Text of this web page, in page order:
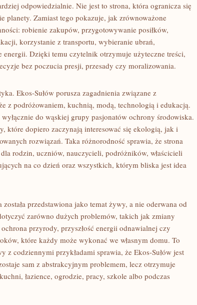
odpowiedzialnie. Nie jest to strona, która ogranicza się
planety. Zamiast tego pokazuje, jak zrównoważone
robienie zakupów, przygotowywanie posiłków,
korzystanie z transportu, wybieranie ubrań,
energii. Dzięki temu czytelnik otrzymuje użyteczne treści,
bez poczucia presji, przesady czy moralizowania.
Ekos-Sułów porusza zagadnienia związane z
z podróżowaniem, kuchnią, modą, technologią i edukacją.
do wąskiej grupy pasjonatów ochrony środowiska.
które dopiero zaczynają interesować się ekologią, jak i
rozwiązań. Taka różnorodność sprawia, że strona
rodzin, uczniów, nauczycieli, podróżników, właścicieli
na co dzień oraz wszystkich, którym bliska jest idea
przedstawiona jako temat żywy, a nie oderwana od
zarówno dużych problemów, takich jak zmiany
przyrody, przyszłość energii odnawialnej czy
które każdy może wykonać we własnym domu. To
z codziennymi przykładami sprawia, że Ekos-Sułów jest
sam z abstrakcyjnym problemem, lecz otrzymuje
łazience, ogrodzie, pracy, szkole albo podczas